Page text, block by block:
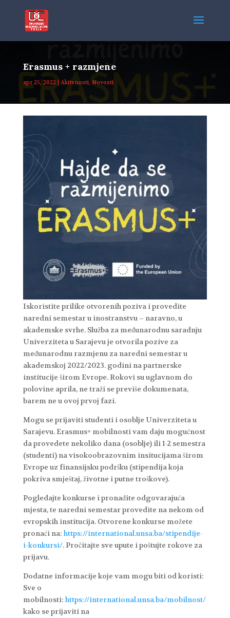
Erasmus + razmjene
apr 25, 2022| Aktivnosti, Novosti
Iskoristite prilike otvorenih poziva i provedite
naredni semestar u inostranstvu – naravno, u
akademske svrhe. Služba za međunarodnu saradnju
Univerziteta u Sarajevu je otvorila pozive za
međunarodnu razmjenu za naredni semestar u
akademskoj 2022/2023. godini na partnerske
institucije širom Evrope. Rokovi su uglavnom do
polovine aprila, ne traži se previše dokumenata,
barem ne u ovoj prvoj fazi.
Mogu se prijaviti studenti i osoblje Univerziteta u
Sarajevu. Erasmus+ mobilnosti vam daju mogućnost
da provedete nekoliko dana (osoblje) ili 1-2 semestra
(studenti) na visokoobrazovnim insitucijama širom
Evrope uz finansijsku podršku (stipendija koja
pokriva smještaj, životne i putne troškove).
Pogledajte konkurse i pronađite odgovarajuća
mjesta, te naredni semestar provedite na nekom od
evropskih institucija. Otvorene konkurse možete
pronaći na:https://international.unsa.ba/stipendije-
i-konkursi/. Pročitajte sve upute i poštujte rokove za
prijavu.
Dodatne informacije koje vam mogu biti od koristi:
Sve o
mobilnosti:https://international.unsa.ba/mobilnost/
kako se prijaviti na